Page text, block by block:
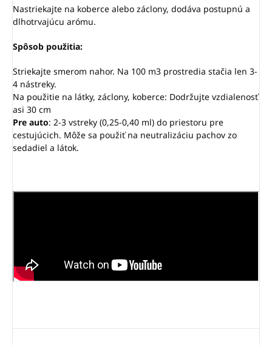
Nastriekajte na koberce alebo záclony, dodáva postupnú a
dlhotrvajúcu arómu.
Spôsob použitia:
Striekajte smerom nahor. Na 100 m3 prostredia stačia len 3-
4 nástreky.
Na použitie na látky, záclony, koberce: Dodržujte vzdialenosť
asi 30 cm
Pre auto: 2-3 vstreky (0,25-0,40 ml) do priestoru pre
cestujúcich. Môže sa použiť na neutralizáciu pachov zo
sedadiel a látok.